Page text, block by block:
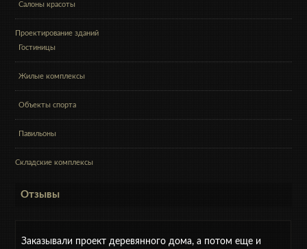
Салоны красоты
Проектирование зданий
Гостиницы
Жилые комплексы
Объекты спорта
Павильоны
Складские комплексы
Отзывы
Заказывали проект деревянного дома, а потом еще и